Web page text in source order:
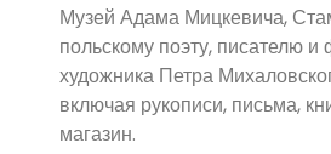
Музей Адама Мицкевича,
польскому поэту, писателю
художника Петра
включая рукописи, письма,
магазин.